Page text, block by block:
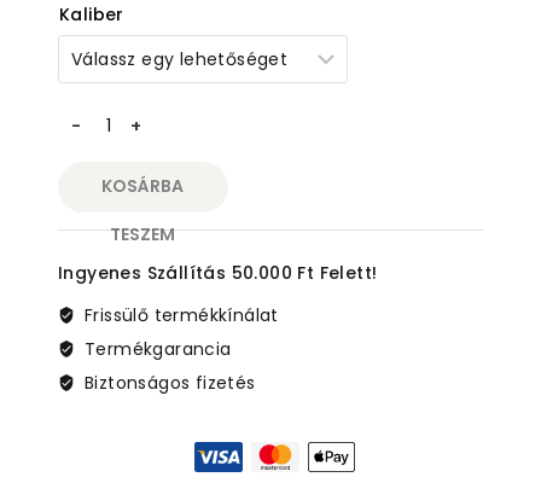
Kaliber
Savage
SR,
9X40
céltávcsővel,
csővég
mennyiség
KOSÁRBA
TESZEM
Ingyenes Szállítás 50.000 Ft Felett!
Frissülő termékkínálat
Termékgarancia
Biztonságos fizetés